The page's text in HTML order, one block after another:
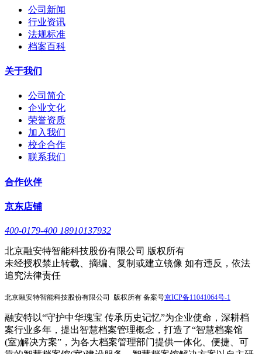
公司新闻
行业资讯
法规标准
档案百科
关于我们
公司简介
企业文化
荣誉资质
加入我们
校企合作
联系我们
合作伙伴
京东店铺
400-0179-400 18910137932
北京融安特智能科技股份有限公司 版权所有
未经授权禁止转载、摘编、复制或建立镜像 如有违反，依法
追究法律责任
北京融安特智能科技股份有限公司 版权所有 备案号京ICP备11041064号-1
融安特以“守护中华瑰宝 传承历史记忆”为企业使命，深耕档
案行业多年，提出智慧档案管理概念，打造了“智慧档案馆
(室)解决方案”，为各大档案管理部门提供一体化、便捷、可